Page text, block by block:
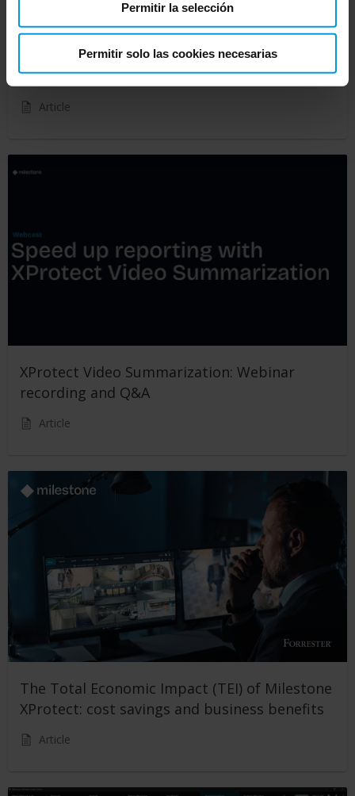
Permitir la selección
Permitir solo las cookies necesarias
How line crossing analytics work in XProtect
Article
XProtect Video Summarization: Webinar
recording and Q&A
Article
The Total Economic Impact (TEI) of Milestone
XProtect: cost savings and business benefits
Article